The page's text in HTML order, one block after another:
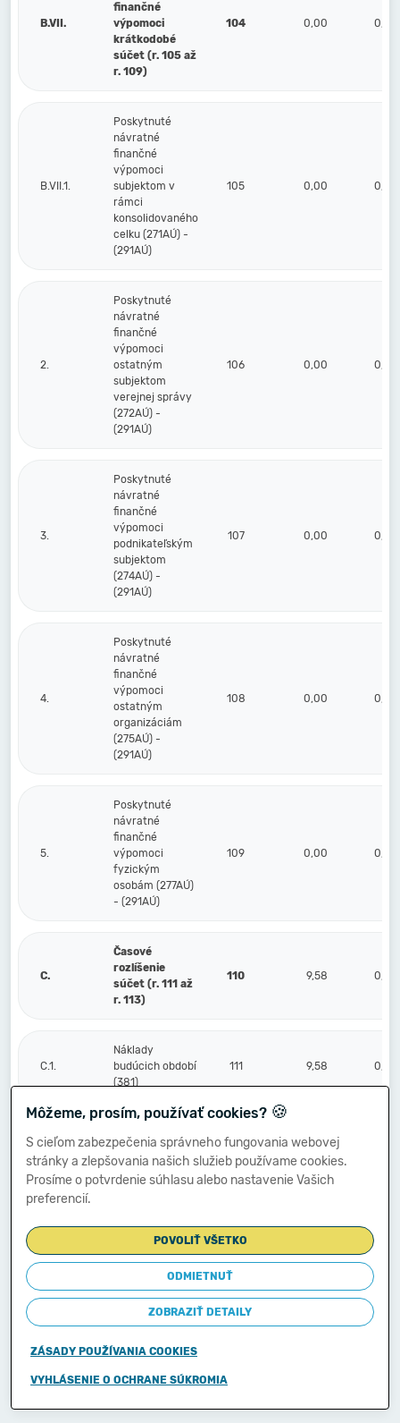
B.VII.
finančné
výpomoci
krátkodobé
súčet (r. 105 až
r. 109)
104 0,00 0,00
B.VII.1.
Poskytnuté
návratné
finančné
výpomoci
subjektom v
rámci
konsolidovaného
celku (271AÚ) -
(291AÚ)
105 0,00 0,00
2.
Poskytnuté
návratné
finančné
výpomoci
ostatným
subjektom
verejnej správy
(272AÚ) -
(291AÚ)
106 0,00 0,00
3.
Poskytnuté
návratné
finančné
výpomoci
podnikateľským
subjektom
(274AÚ) -
(291AÚ)
107 0,00 0,00
4.
Poskytnuté
návratné
finančné
výpomoci
ostatným
organizáciám
(275AÚ) -
(291AÚ)
108 0,00 0,00
5.
Poskytnuté
návratné
finančné
výpomoci
fyzickým
osobám (277AÚ)
- (291AÚ)
109 0,00 0,00
C.
Časové
rozlíšenie
súčet (r. 111 až
r. 113)
110 9,58 0,00
C.1.
Náklady
budúcich období
(381)
111 9,58 0,00
2.
náklady
budúcich období
(382)
112 0,00
Príjmy budúcich
období (385)
113
Vzťahy k účtom
klientov
Štátnej
pokladnice
skupina 20)
Môžeme, prosím, používať cookies? 🍪
S cieľom zabezpečenia správneho fungovania webovej
stránky a zlepšovania našich služieb používame cookies.
Prosíme o potvrdenie súhlasu alebo nastavenie Vašich
preferencií.
POVOLIŤ VŠETKO
ODMIETNUŤ
ZOBRAZIŤ DETAILY
ZÁSADY POUŽÍVANIA COOKIES
VYHLÁSENIE O OCHRANE SÚKROMIA